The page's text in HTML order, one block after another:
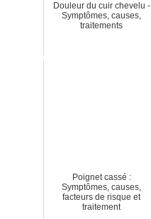
Douleur du cuir chevelu -
Symptômes, causes,
traitements
Poignet cassé :
Symptômes, causes,
facteurs de risque et
traitement